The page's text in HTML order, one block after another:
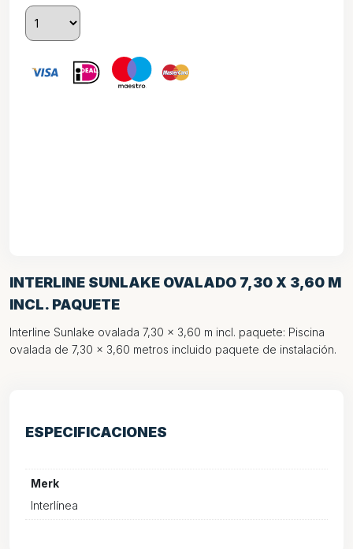
INTERLINE SUNLAKE OVALADO 7,30 X 3,60 M
INCL. PAQUETE
Interline Sunlake ovalada 7,30 x 3,60 m incl. paquete: Piscina
ovalada de 7,30 x 3,60 metros incluido paquete de instalación.
ESPECIFICACIONES
Merk
Interlínea